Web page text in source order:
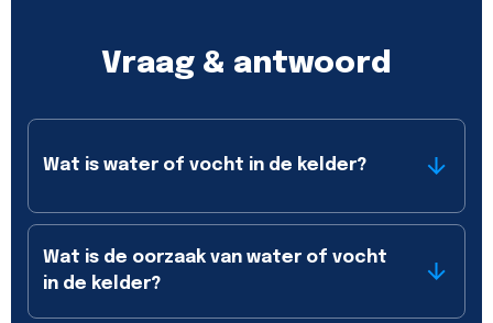
Vraag & antwoord
Wat is water of vocht in de kelder?
Wat is de oorzaak van water of vocht
in de kelder?